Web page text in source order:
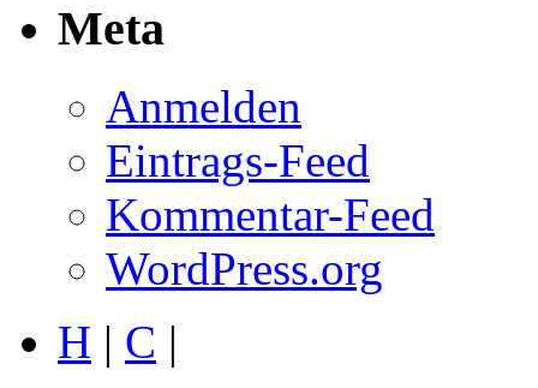
Meta
Anmelden
Eintrags-Feed
Kommentar-Feed
WordPress.org
H | C |